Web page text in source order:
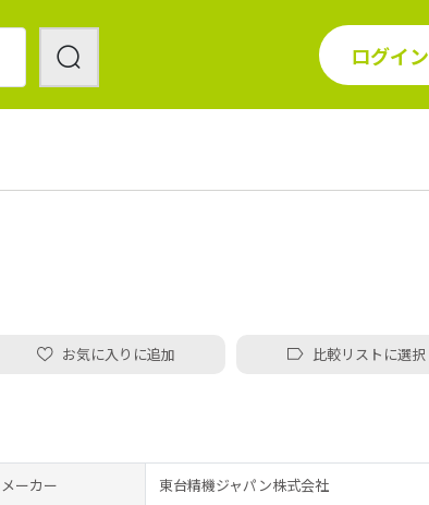
ログイン
お気に入りに追加 比較リストに選択
メーカー 東台精機ジャパン株式会社